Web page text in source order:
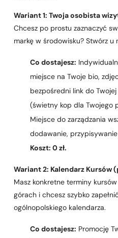
Wariant 1: Twoja osobista
Chcesz po prostu zaznaczyć
markę w środowisku? Stwórz
Co dostajesz:
miejsce na Twoje bio,
bezpośredni link do
(świetny kop dla Twojego
Miejsce do zarządzania
dodawanie,
Koszt: 0 zł.
Wariant 2: Kalendarz Kursów
Masz konkretne terminy
górach i chcesz szybko
ogólnopolskiego kalendarza.
Co dostajesz: Promocję